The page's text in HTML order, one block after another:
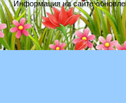
Информация на сайте